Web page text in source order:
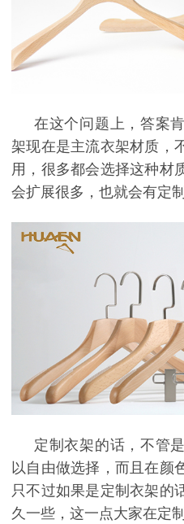
在这个问题上，答案
架现在是主流衣架材质，
用，很多都会选择这种材
会扩展很多，也就会有定
定制衣架的话，不管
以自由做选择，而且在颜
只不过如果是定制衣架的
久一些，这一点大家在定